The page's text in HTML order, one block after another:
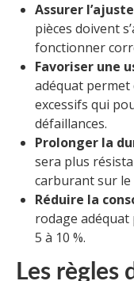
Assurer
pièces doivent
fonctionner
Favoriser une
adéquat permet
excessifs qui
défaillances.
Prolonger la
sera plus
carburant sur le
Réduire la
rodage
5 à 10 %.
Les règles